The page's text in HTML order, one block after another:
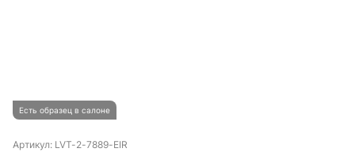
Есть образец в салоне
Артикул: LVT-2-7889-EIR